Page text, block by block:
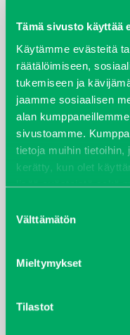
Tämä sivusto käyttää
Käytämme evästeitä
räätälöimiseen,
tukemiseen ja
jaamme sosiaalisen
alan
sivustoamme.
tietoja muihin tietoihin,
kerätty, kun olet
lisää evästeistä sekä
valinta
Välttämätön
Mieltymykset
Tilastot
elokuu 2024
syyskuu 2023
joulukuu 2022
huhtikuu 2022
helmikuu 2022
joulukuu 2021
lokakuu 2021